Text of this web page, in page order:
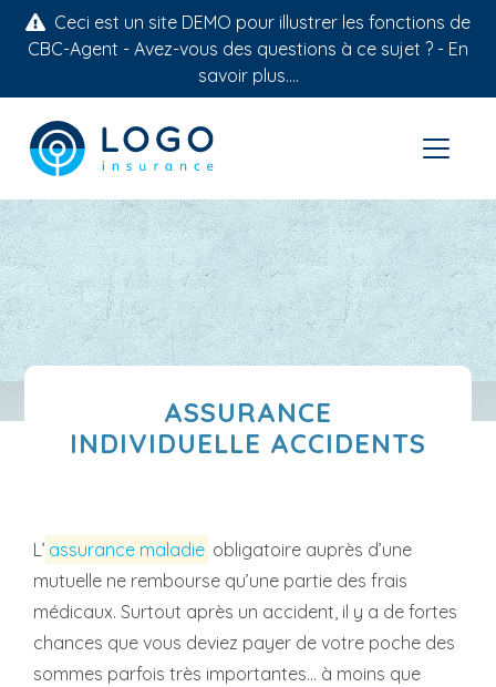
Ceci est un site DEMO pour illustrer les fonctions de
CBC-Agent - Avez-vous des questions à ce sujet ? - En
savoir plus....
ASSURANCE
INDIVIDUELLE ACCIDENTS
L’ assurance maladie obligatoire auprès d’une
mutuelle ne rembourse qu’une partie des frais
médicaux. Surtout après un accident, il y a de fortes
chances que vous deviez payer de votre poche des
sommes parfois très importantes… à moins que